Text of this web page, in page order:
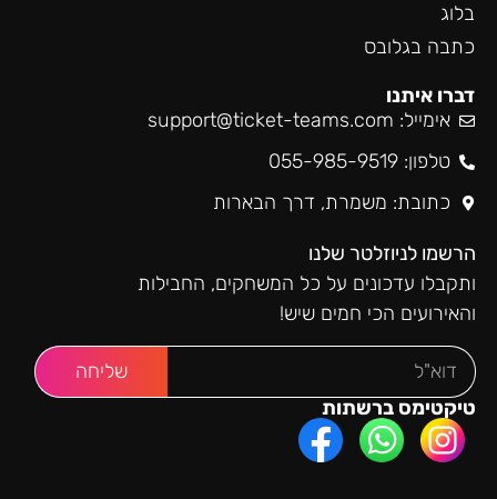
בלוג
כתבה בגלובס
דברו איתנו
אימייל: support@ticket-teams.com
טלפון: 055-985-9519
כתובת: משמרת, דרך הבארות
הרשמו לניוזלטר שלנו
ותקבלו עדכונים על כל המשחקים, החבילות
והאירועים הכי חמים שיש!
שליחה
טיקטימס ברשתות